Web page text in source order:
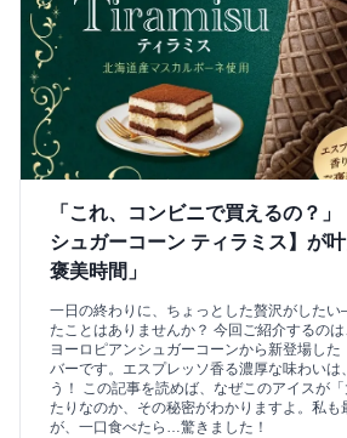
「これ、コンビニで買えるの？
シュガーコーン ティラミス】が
褒美時間」
一日の終わりに、ちょっとした贅沢がした
たことはありませんか？ 今回ご紹介するの
ヨーロピアンシュガーコーンから新登場した
バーです。エスプレッソ香る濃厚な味わいは
う！ この記事を読めば、なぜこのアイスが
たりなのか、その秘密がわかりますよ。私も
が、一口食べたら…驚きました！